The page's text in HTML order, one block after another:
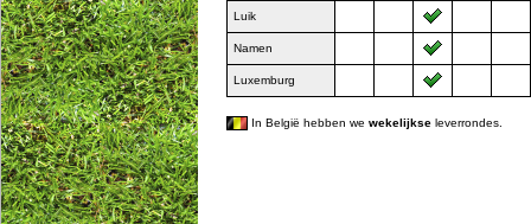
Luik
Namen
Luxemburg
In België hebben we wekelijkse leverrondes.